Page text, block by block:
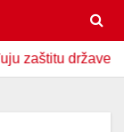
države U